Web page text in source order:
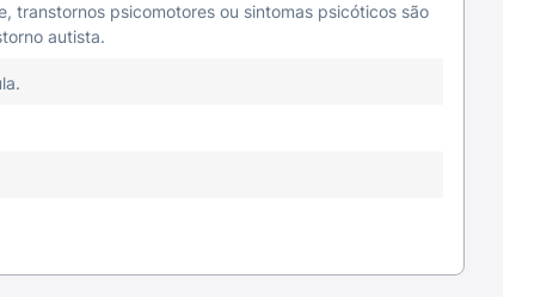
transtornos psicomotores ou sintomas psicóticos são
autista.